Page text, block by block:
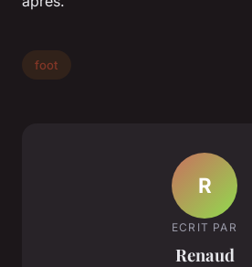
foot
R
ECRIT PAR
Renaud